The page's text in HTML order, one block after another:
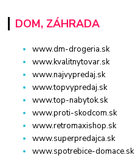
DOM, ZÁHRADA
www.dm-drogeria.sk
www.kvalitnytovar.sk
www.najvypredaj.sk
www.topvypredaj.sk
www.top-nabytok.sk
www.proti-skodcom.sk
www.retromaxishop.sk
www.superpredajca.sk
www.spotrebice-domace.sk